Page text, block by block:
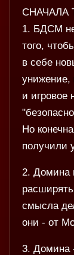
СНАЧАЛА
1. БДСМ
того,
в себе
унижение,
и игровое
Но
получили
2. Домина
смысла
они - от
3. Домина